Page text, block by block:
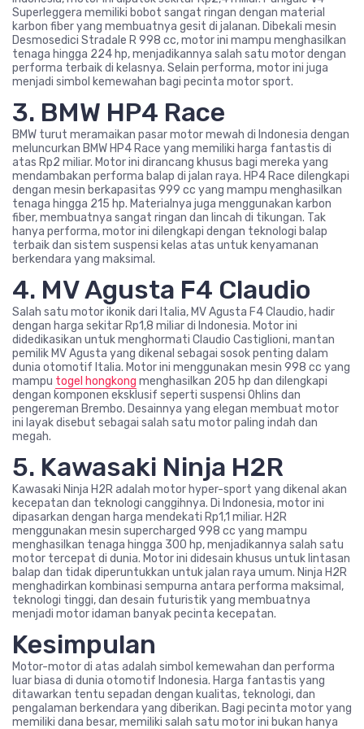
Superleggera memiliki bobot sangat ringan dengan material
karbon fiber yang membuatnya gesit di jalanan. Dibekali mesin
Desmosedici Stradale R 998 cc, motor ini mampu menghasilkan
tenaga hingga 224 hp, menjadikannya salah satu motor dengan
performa terbaik di kelasnya. Selain performa, motor ini juga
menjadi simbol kemewahan bagi pecinta motor sport.
3. BMW HP4 Race
BMW turut meramaikan pasar motor mewah di Indonesia dengan
meluncurkan BMW HP4 Race yang memiliki harga fantastis di
atas Rp2 miliar. Motor ini dirancang khusus bagi mereka yang
mendambakan performa balap di jalan raya. HP4 Race dilengkapi
dengan mesin berkapasitas 999 cc yang mampu menghasilkan
tenaga hingga 215 hp. Materialnya juga menggunakan karbon
fiber, membuatnya sangat ringan dan lincah di tikungan. Tak
hanya performa, motor ini dilengkapi dengan teknologi balap
terbaik dan sistem suspensi kelas atas untuk kenyamanan
berkendara yang maksimal.
4. MV Agusta F4 Claudio
Salah satu motor ikonik dari Italia, MV Agusta F4 Claudio, hadir
dengan harga sekitar Rp1,8 miliar di Indonesia. Motor ini
didedikasikan untuk menghormati Claudio Castiglioni, mantan
pemilik MV Agusta yang dikenal sebagai sosok penting dalam
dunia otomotif Italia. Motor ini menggunakan mesin 998 cc yang
mampu togel hongkong menghasilkan 205 hp dan dilengkapi
dengan komponen eksklusif seperti suspensi Ohlins dan
pengereman Brembo. Desainnya yang elegan membuat motor
ini layak disebut sebagai salah satu motor paling indah dan
megah.
5. Kawasaki Ninja H2R
Kawasaki Ninja H2R adalah motor hyper-sport yang dikenal akan
kecepatan dan teknologi canggihnya. Di Indonesia, motor ini
dipasarkan dengan harga mendekati Rp1,1 miliar. H2R
menggunakan mesin supercharged 998 cc yang mampu
menghasilkan tenaga hingga 300 hp, menjadikannya salah satu
motor tercepat di dunia. Motor ini didesain khusus untuk lintasan
balap dan tidak diperuntukkan untuk jalan raya umum. Ninja H2R
menghadirkan kombinasi sempurna antara performa maksimal,
teknologi tinggi, dan desain futuristik yang membuatnya
menjadi motor idaman banyak pecinta kecepatan.
Kesimpulan
Motor-motor di atas adalah simbol kemewahan dan performa
luar biasa di dunia otomotif Indonesia. Harga fantastis yang
ditawarkan tentu sepadan dengan kualitas, teknologi, dan
pengalaman berkendara yang diberikan. Bagi pecinta motor yang
memiliki dana besar, memiliki salah satu motor ini bukan hanya